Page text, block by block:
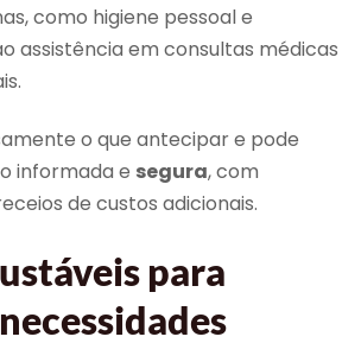
como higiene pessoal e
assistência em consultas médicas
o que antecipar e pode
informada e segura, com
de custos adicionais.
para